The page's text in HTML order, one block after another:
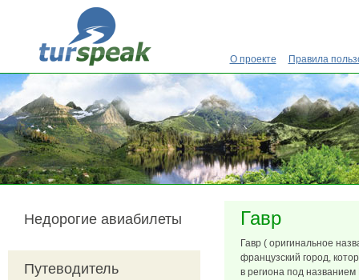
Перейти к основному содержанию
О проекте Правила
Гавр
Гавр ( оригинальное
французский город,
в региона под
Недорогие авиабилеты
Путеводитель